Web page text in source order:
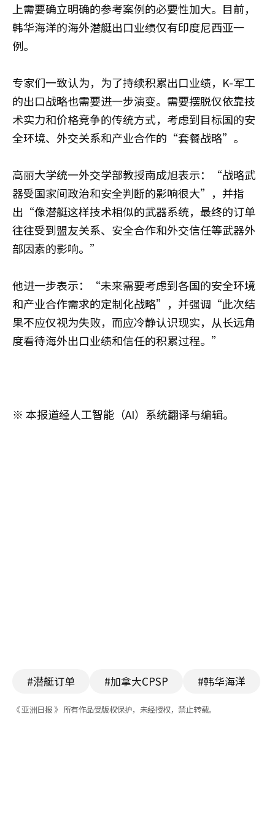
上需要确立明确的参考案例的必要性加大。目前，
韩华海洋的海外潜艇出口业绩仅有印度尼西亚一
例。
专家们一致认为，为了持续积累出口业绩，K-军工
的出口战略也需要进一步演变。需要摆脱仅依靠技
术实力和价格竞争的传统方式，考虑到目标国的安
全环境、外交关系和产业合作的“套餐战略”。
高丽大学统一外交学部教授南成旭表示：“战略武
器受国家间政治和安全判断的影响很大”，并指
出“像潜艇这样技术相似的武器系统，最终的订单
往往受到盟友关系、安全合作和外交信任等武器外
部因素的影响。”
他进一步表示：“未来需要考虑到各国的安全环境
和产业合作需求的定制化战略”，并强调“此次结
果不应仅视为失败，而应冷静认识现实，从长远角
度看待海外出口业绩和信任的积累过程。”
※ 本报道经人工智能（AI）系统翻译与编辑。
#潜艇订单 #加拿大CPSP #韩华海洋
《 亚洲日报 》 所有作品受版权保护，未经授权，禁止转载。